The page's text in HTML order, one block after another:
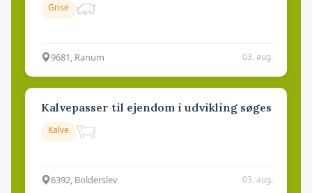
Grise
9681, Ranum 03. aug.
Kalvepasser til ejendom i udvikling søges
Kalve
6392, Bolderslev 03. aug.